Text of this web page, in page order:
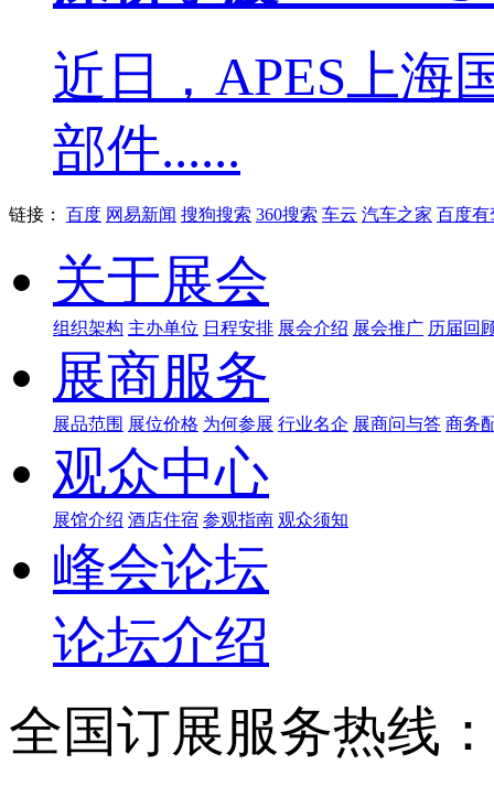
近日，APES上海
部件......
链接： 百度 网易新闻 搜狗搜索 360搜索 车云 汽车之家 百度有
关于展会
组织架构 主办单位 日程安排 展会介绍 展会推广 历届回
展商服务
展品范围 展位价格 为何参展 行业名企 展商问与答 商务
观众中心
展馆介绍 酒店住宿 参观指南 观众须知
峰会论坛
论坛介绍
全国订展服务热线：